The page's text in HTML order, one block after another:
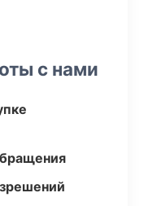
с нами